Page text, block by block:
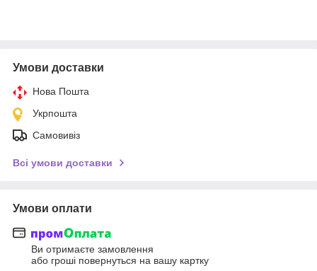
Умови доставки
Нова Пошта
Укрпошта
Самовивіз
Всі умови доставки
Умови оплати
Ви отримаєте замовлення
або гроші повернуться на вашу картку